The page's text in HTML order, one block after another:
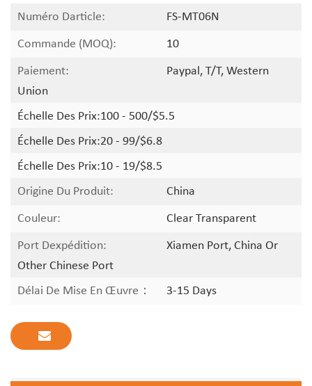
Numéro Darticle:
FS-MT06N
Commande (MOQ):
10
Paiement:
Paypal, T/T, Western
Union
Échelle Des Prix:100 - 500/$5.5
Échelle Des Prix:20 - 99/$6.8
Échelle Des Prix:10 - 19/$8.5
Origine Du Produit:
China
Couleur:
Clear Transparent
Port Dexpédition:
Xiamen Port, China Or
Other Chinese Port
Délai De Mise En Œuvre：
3-15 Days